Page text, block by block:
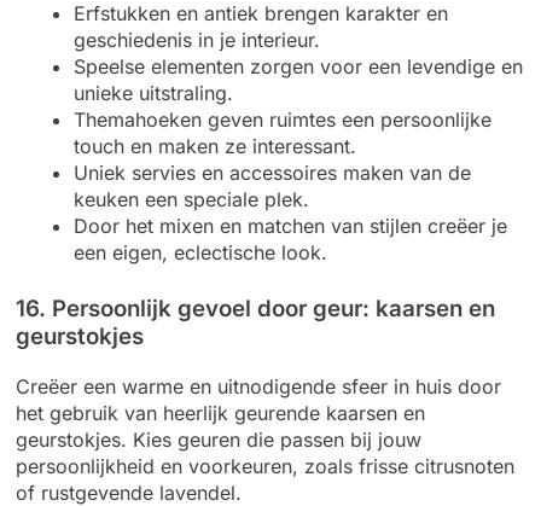
Erfstukken en antiek brengen karakter en
geschiedenis in je interieur.
Speelse elementen zorgen voor een levendige en
unieke uitstraling.
Themahoeken geven ruimtes een persoonlijke
touch en maken ze interessant.
Uniek servies en accessoires maken van de
keuken een speciale plek.
Door het mixen en matchen van stijlen creëer je
een eigen, eclectische look.
16. Persoonlijk gevoel door geur: kaarsen en
geurstokjes
Creëer een warme en uitnodigende sfeer in huis door
het gebruik van heerlijk geurende kaarsen en
geurstokjes. Kies geuren die passen bij jouw
persoonlijkheid en voorkeuren, zoals frisse citrusnoten
of rustgevende lavendel.